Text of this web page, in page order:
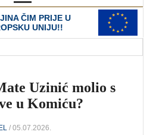
ČIM PRIJE U
UNIJU!!
Uzinić molio s
u Komiću?
/ 05.07.2026.